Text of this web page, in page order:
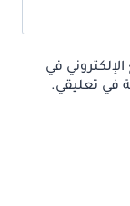
في
في تعليقي.